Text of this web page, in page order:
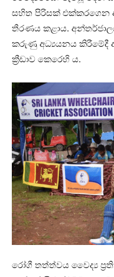
සහිත පිරිසක් එක්කරගෙන
තීරණය කළාය.
කරුණු අධ්‍යයනය කිරීමේදී
ක්‍රීඩාව කෙරෙහි ය.
රෝගී තත්ත්වය වෛද්‍ය